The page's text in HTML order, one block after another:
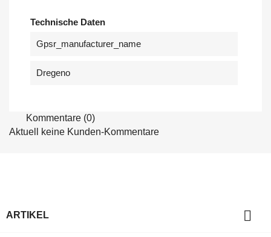
Technische Daten
Gpsr_manufacturer_name
Dregeno
Kommentare (0)
Aktuell keine Kunden-Kommentare
ARTIKEL 